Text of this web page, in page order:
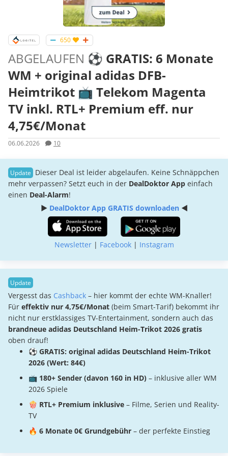
650
ABGELAUFEN ⚽ GRATIS: 6 Monate
WM + original adidas DFB-
Heimtrikot 📺 Telekom Magenta
TV inkl. RTL+ Premium eff. nur
4,75€/Monat
06.06.2026 10
Dieser Deal ist leider abgelaufen. Keine Schnäppchen
mehr verpassen? Setzt euch in der DealDoktor App einfach
einen Deal-Alarm!
► DealDoktor App GRATIS downloaden◄
Newsletter| Facebook| Instagram
Vergesst das Cashback – hier kommt der echte WM-Knaller!
Für effektiv nur 4,75€/Monat (beim Smart-Tarif) bekommt ihr
nicht nur erstklassiges TV-Entertainment, sondern auch das
brandneue adidas Deutschland Heim-Trikot 2026 gratis
oben drauf!
⚽ GRATIS: original adidas Deutschland Heim-Trikot
2026 (Wert: 84€)
📺 180+ Sender (davon 160 in HD) – inklusive aller WM
2026 Spiele
🍿 RTL+ Premium inklusive – Filme, Serien und Reality-
TV
🔥 6 Monate 0€ Grundgebühr – der perfekte Einstieg